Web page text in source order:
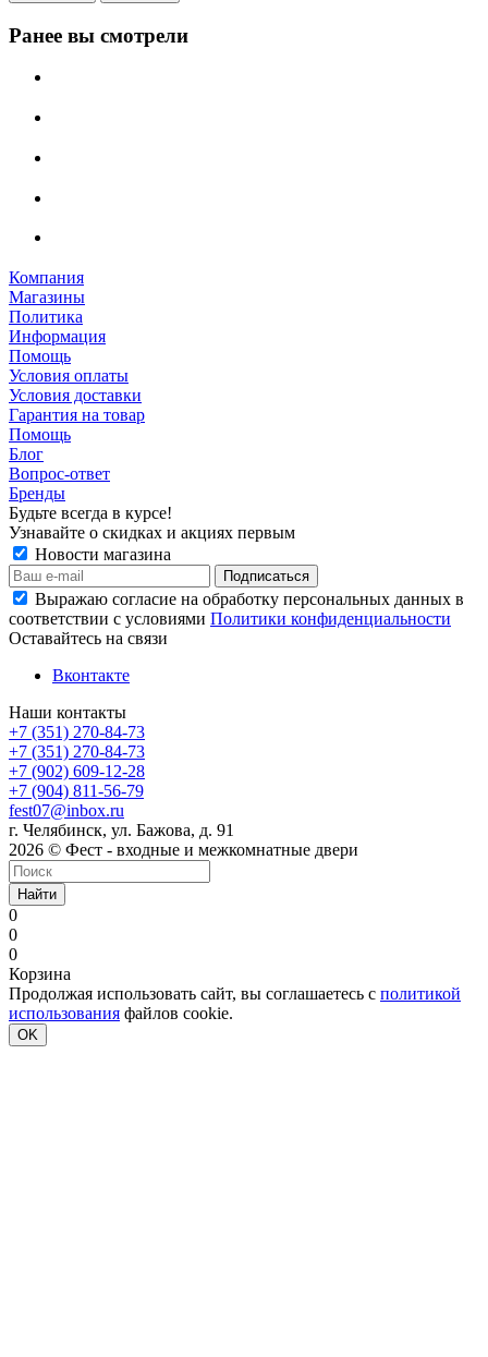
Ранее вы смотрели
Компания
Магазины
Политика
Информация
Помощь
Условия оплаты
Условия доставки
Гарантия на товар
Помощь
Блог
Вопрос-ответ
Бренды
Будьте всегда в курсе!
Узнавайте о скидках и акциях первым
Новости магазина
Выражаю согласие на обработку персональных данных в
соответствии с условиями Политики конфиденциальности
Оставайтесь на связи
Вконтакте
Наши контакты
+7 (351) 270-84-73
+7 (351) 270-84-73
+7 (902) 609-12-28
+7 (904) 811-56-79
fest07@inbox.ru
г. Челябинск, ул. Бажова, д. 91
2026 © Фест - входные и межкомнатные двери
Найти
0
0
0
Корзина
Продолжая использовать сайт, вы соглашаетесь с политикой
использования файлов cookie.
OK